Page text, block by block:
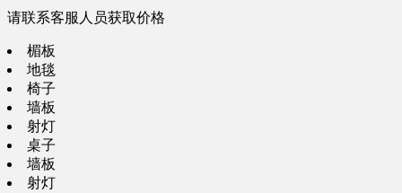
请联系客服人员获取价格
楣板
地毯
椅子
墙板
射灯
桌子
墙板
射灯